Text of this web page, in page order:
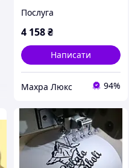
Послуга
4 158₴
Написати
Махра Люкс 94%